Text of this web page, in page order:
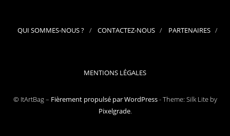
QUI SOMMES-NOUS ? CONTACTEZ-NOUS PARTENAIRES
MENTIONS LÉGALES
© ItArtBag – Fièrement propulsé par WordPress-Theme: Silk Lite by
Pixelgrade.